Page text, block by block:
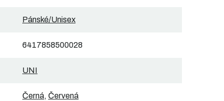
Pánské/Unisex
6417858500028
UNI
Černá, Červená